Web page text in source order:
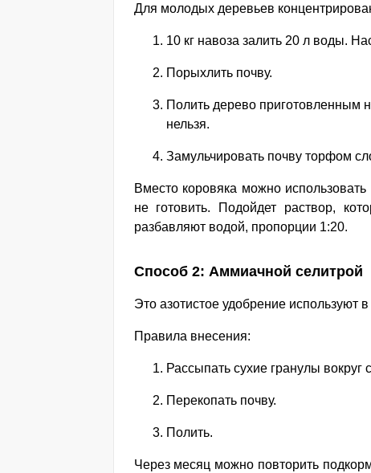
Для молодых деревьев
10 кг навоза залить 20 л воды.
Порыхлить почву.
Полить дерево приготовленным
нельзя.
Замульчировать почву торфом
Вместо коровяка можно
не готовить. Подойдет раствор,
разбавляют водой, пропорции 1:20.
Способ 2: Аммиачной селитрой
Это азотистое удобрение используют
Правила внесения:
Рассыпать сухие гранулы вокруг
Перекопать почву.
Полить.
Через месяц можно повторить